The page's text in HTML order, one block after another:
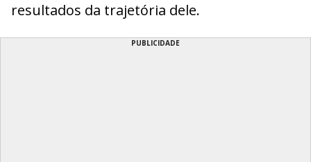
resultados da trajetória dele.
PUBLICIDADE